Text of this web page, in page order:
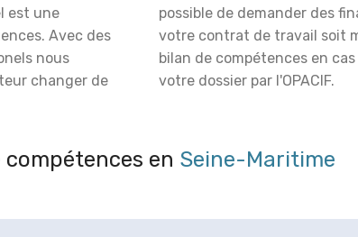
est une
Avec des
nous
changer de
possible de demander des
votre contrat de travail soit
bilan de compétences en
votre dossier par l'OPACIF.
en Seine-Maritime